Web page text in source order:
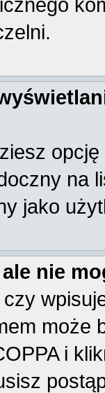
opcję
na
jako
nie
może
i